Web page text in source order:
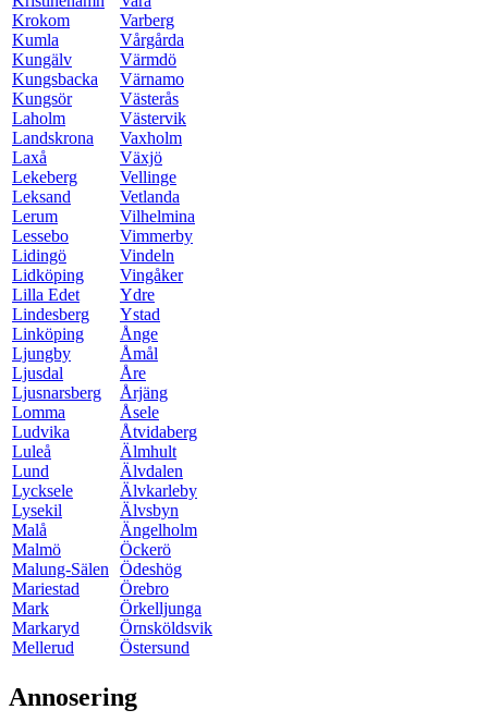
Krokom
Kumla
Kungälv
Kungsbacka
Kungsör
Laholm
Landskrona
Laxå
Lekeberg
Leksand
Lerum
Lessebo
Lidingö
Lidköping
Lilla Edet
Lindesberg
Linköping
Ljungby
Ljusdal
Ljusnarsberg
Lomma
Ludvika
Luleå
Lund
Lycksele
Lysekil
Malå
Malmö
Malung-Sälen
Mariestad
Mark
Markaryd
Mellerud
Varberg
Vårgårda
Värmdö
Värnamo
Västerås
Västervik
Vaxholm
Växjö
Vellinge
Vetlanda
Vilhelmina
Vimmerby
Vindeln
Vingåker
Ydre
Ystad
Ånge
Åmål
Åre
Årjäng
Åsele
Åtvidaberg
Älmhult
Älvdalen
Älvkarleby
Älvsbyn
Ängelholm
Öckerö
Ödeshög
Örebro
Örkelljunga
Örnsköldsvik
Östersund
Annosering